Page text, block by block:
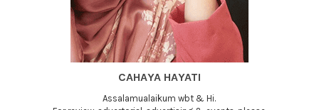
CAHAYA HAYATI
Assalamualaikum wbt & Hi.